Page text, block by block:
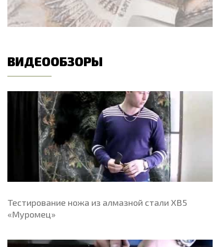
ВИДЕООБЗОРЫ
Тестирование ножа из алмазной стали ХВ5
«Муромец»